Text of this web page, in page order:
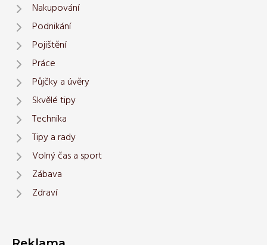
Nakupování
Podnikání
Pojištění
Práce
Půjčky a úvěry
Skvělé tipy
Technika
Tipy a rady
Volný čas a sport
Zábava
Zdraví